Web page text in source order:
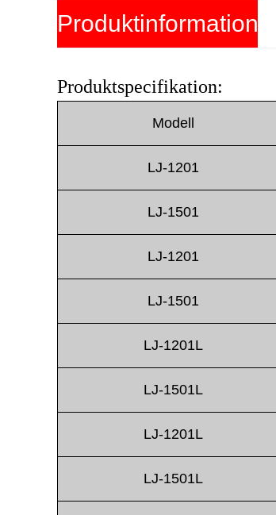
Produktinformation
Produktspecifikation:
Modell
LJ-1201
LJ-1501
LJ-1201
LJ-1501
LJ-1201L
LJ-1501L
LJ-1201L
LJ-1501L